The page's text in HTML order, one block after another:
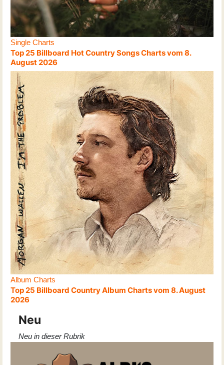
Single Charts
Top 25 Billboard Hot Country Songs Charts vom 8.
August 2026
Album Charts
Top 25 Billboard Country Album Charts vom 8. August
2026
Neu
Neu in dieser Rubrik